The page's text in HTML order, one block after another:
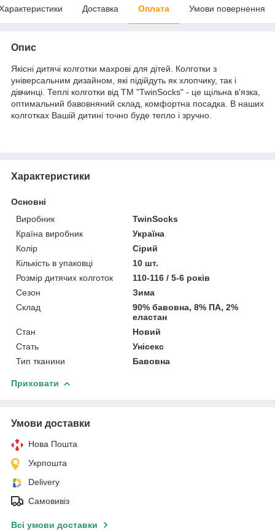
Доставка Оплата Умови повернення
Опис
Якісні дитячі колготки махрові для дітей. Колготки з
універсальним дизайном, які підійдуть як хлопчику, так і
дівчинці. Теплі колготки від ТМ "TwinSocks" - це щільна в'язка,
оптимальний бавовняний склад, комфортна посадка. В наших
колготках Вашій дитині точно буде тепло і зручно.
Характеристики
Основні
Виробник
TwinSocks
Країна виробник
Україна
Колір
Сірий
Кількість в упаковці
10 шт.
Розмір дитячих колготок
110-116 / 5-6 років
Сезон
Зима
Склад
90% бавовна, 8% ПА, 2%
еластан
Стан
Новий
Стать
Унісекс
Тип тканини
Бавовна
Приховати
Умови доставки
Нова Пошта
Укрпошта
Delivery
Самовивіз
Всі умови доставки